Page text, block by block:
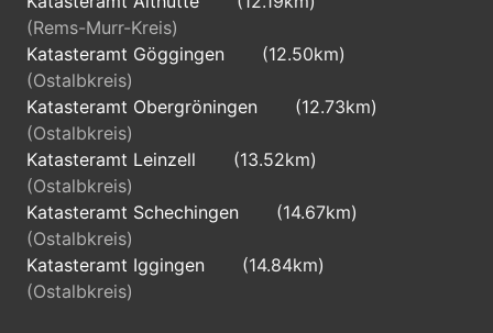
(Rems-Murr-Kreis)
Katasteramt Göggingen
(12.50km)
(Ostalbkreis)
Katasteramt Obergröningen
(12.73km)
(Ostalbkreis)
Katasteramt Leinzell
(13.52km)
(Ostalbkreis)
Katasteramt Schechingen
(14.67km)
(Ostalbkreis)
Katasteramt Iggingen
(14.84km)
(Ostalbkreis)